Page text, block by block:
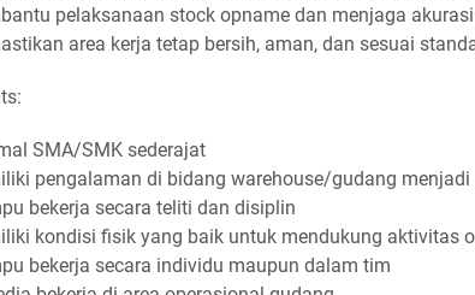
pelaksanaan stock opname dan menjaga
area kerja tetap bersih, aman, dan sesuai
SMA/SMK sederajat
pengalaman di bidang warehouse/gudang
bekerja secara teliti dan disiplin
kondisi fisik yang baik untuk mendukung aktivitas
bekerja secara individu maupun dalam tim